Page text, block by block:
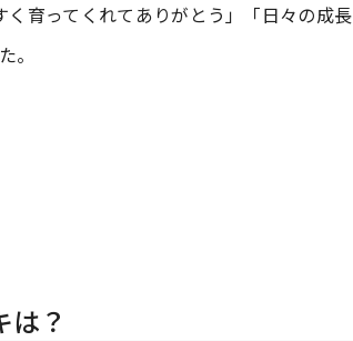
育ってくれてありがとう」「日々の成長
。
？